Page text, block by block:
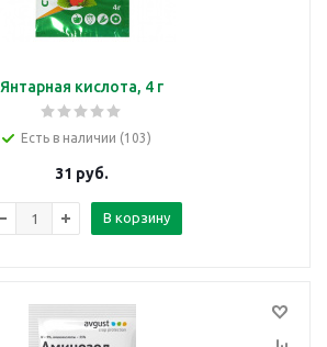
Янтарная кислота, 4 г
Есть в наличии (103)
31 руб.
В корзину